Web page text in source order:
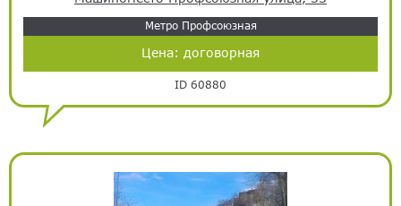
Метро Профсоюзная
Цена: договорная
ID 60880